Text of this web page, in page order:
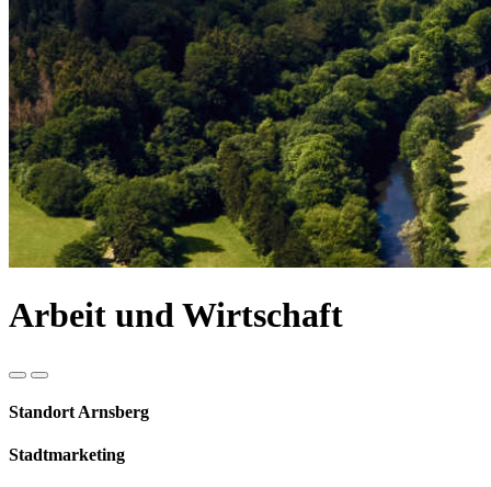
Arbeit und Wirtschaft
Standort Arnsberg
Stadtmarketing